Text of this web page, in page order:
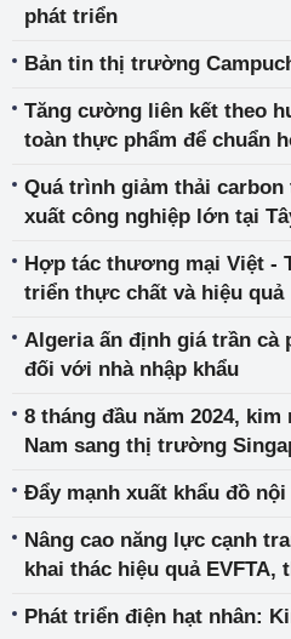
phát triển
Bản tin thị trường
Tăng cường liên kết theo
toàn thực phẩm để chuẩn
Quá trình giảm thải carbon
xuất công nghiệp lớn tại
Hợp tác thương mại Việt -
triển thực chất và hiệu quả
Algeria ấn định giá trần cà
đối với nhà nhập khẩu
8 tháng đầu năm 2024,
Nam sang thị trường
Đẩy mạnh xuất khẩu đồ
Nâng cao năng lực cạnh
khai thác hiệu quả EVFTA,
Phát triển điện hạt nhân: